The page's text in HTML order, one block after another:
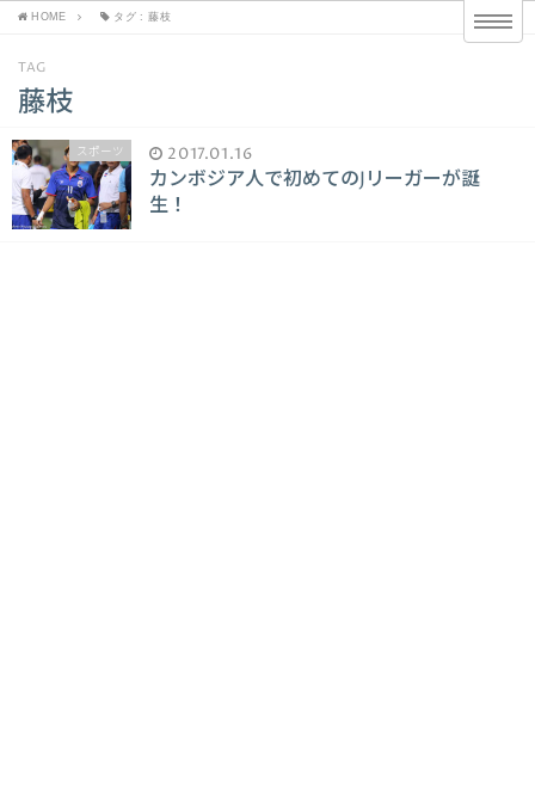
HOME タグ : 藤枝
TAG
藤枝
スポーツ 2017.01.16
カンボジア人で初めてのJリーガーが誕
生！